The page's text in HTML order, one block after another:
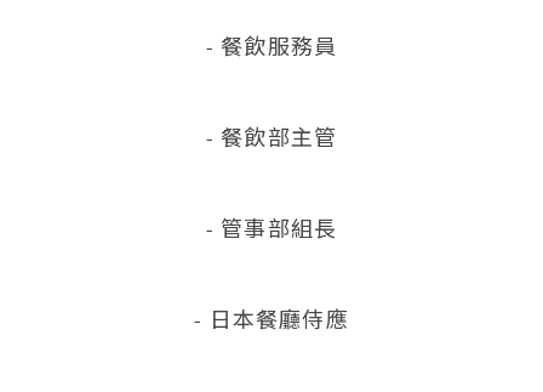
- 餐飲服務員
- 餐飲部主管
- 管事部組長
- 日本餐廳侍應